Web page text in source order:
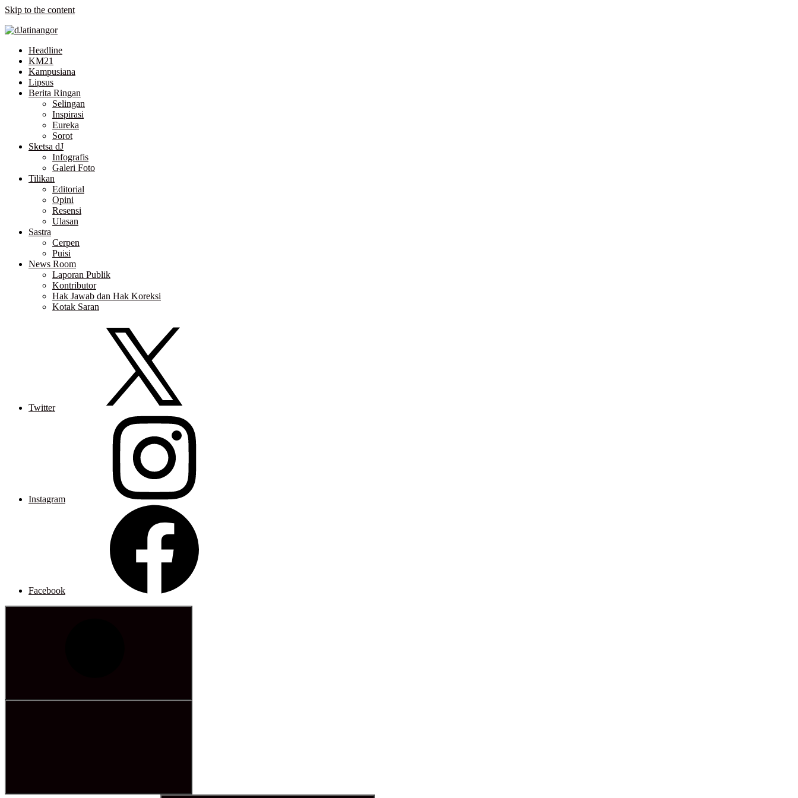
Skip to the content
Headline
KM21
Kampusiana
Lipsus
Berita Ringan
Selingan
Inspirasi
Eureka
Sorot
Sketsa dJ
Infografis
Galeri Foto
Tilikan
Editorial
Opini
Resensi
Ulasan
Sastra
Cerpen
Puisi
News Room
Laporan Publik
Kontributor
Hak Jawab dan Hak Koreksi
Kotak Saran
Twitter
Instagram
Facebook